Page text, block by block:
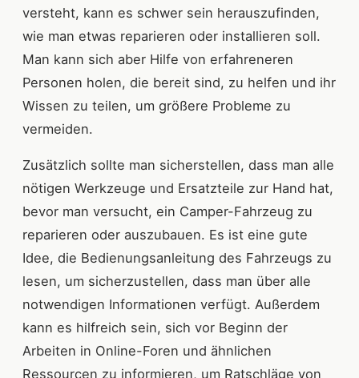
versteht, kann es schwer sein herauszufinden,
wie man etwas reparieren oder installieren soll.
Man kann sich aber Hilfe von erfahreneren
Personen holen, die bereit sind, zu helfen und ihr
Wissen zu teilen, um größere Probleme zu
vermeiden.
Zusätzlich sollte man sicherstellen, dass man alle
nötigen Werkzeuge und Ersatzteile zur Hand hat,
bevor man versucht, ein Camper-Fahrzeug zu
reparieren oder auszubauen. Es ist eine gute
Idee, die Bedienungsanleitung des Fahrzeugs zu
lesen, um sicherzustellen, dass man über alle
notwendigen Informationen verfügt. Außerdem
kann es hilfreich sein, sich vor Beginn der
Arbeiten in Online-Foren und ähnlichen
Ressourcen zu informieren, um Ratschläge von